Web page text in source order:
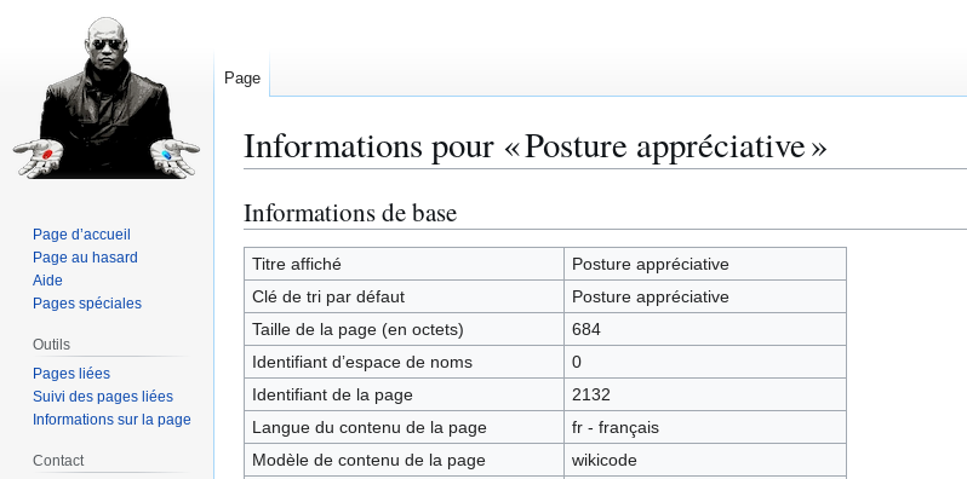
Informations pour « Posture appréciative »
Aller
à
la
navigation
Aller
à
la
recherche
Informations de base
Titre affiché
Posture appréciative
Clé de tri par défaut
Posture appréciative
Taille de la page (en octets)
684
Identifiant dʼespace de noms
0
Identifiant de la page
2132
Langue du contenu de la page
fr - français
Modèle de contenu de la page
wikicode
Page
Page d’accueil
Page au hasard
Aide
Pages spéciales
Outils
Pages liées
Suivi des pages liées
Informations sur la page
Contact